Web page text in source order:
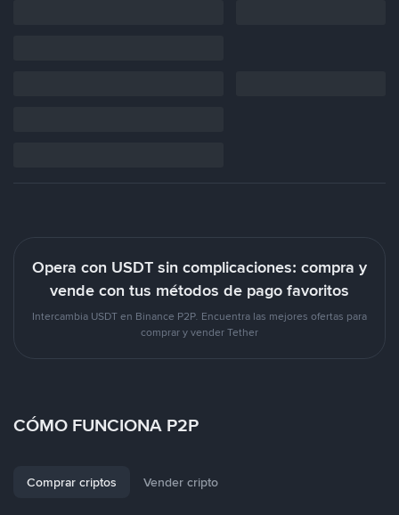
Opera con USDT sin complicaciones: compra y
vende con tus métodos de pago favoritos
Intercambia USDT en Binance P2P. Encuentra las mejores ofertas para
comprar y vender Tether
CÓMO FUNCIONA P2P
Comprar criptos Vender cripto